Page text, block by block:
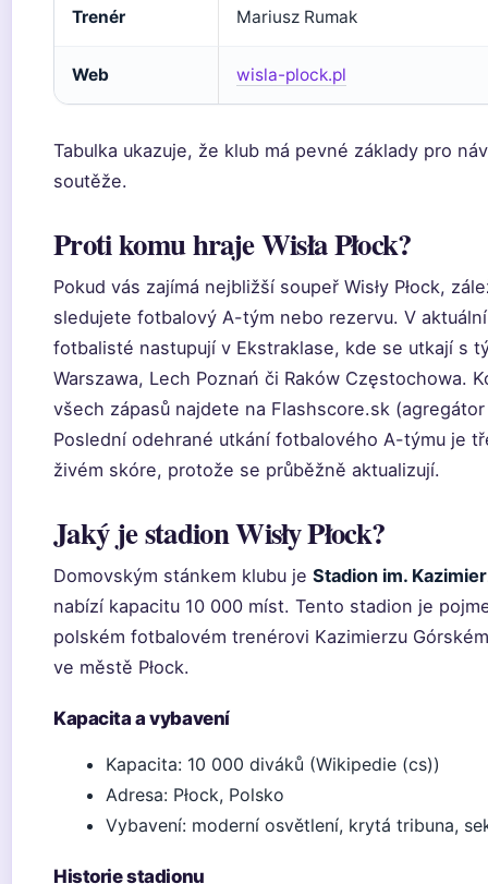
Trenér Mariusz Rumak
Web wisla-plock.pl
Tabulka ukazuje, že klub má pevné základy pro
soutěže.
Proti komu hraje Wisła Płock?
Pokud vás zajímá nejbližší soupeř Wisły Płock,
sledujete fotbalový A-tým nebo rezervu. V
fotbalisté nastupují v Ekstraklase, kde se utkají s
Warszawa, Lech Poznań či Raków Częstochowa.
všech zápasů najdete na Flashscore.sk
Poslední odehrané utkání fotbalového A-týmu je
živém skóre, protože se průběžně aktualizují.
Jaký je stadion Wisły Płock?
Domovským stánkem klubu je Stadion im.
nabízí kapacitu 10 000 míst. Tento stadion je
polském fotbalovém trenérovi Kazimierzu
ve městě Płock.
Kapacita a vybavení
Kapacita: 10 000 diváků (Wikipedie (cs))
Adresa: Płock, Polsko
Vybavení: moderní osvětlení, krytá tribuna,
Historie stadionu